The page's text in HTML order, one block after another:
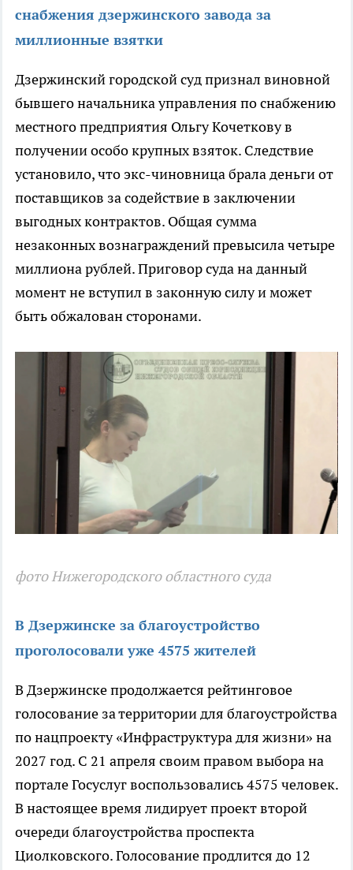
снабжения дзержинского завода за
миллионные взятки
Дзержинский городской суд признал виновной
бывшего начальника управления по снабжению
местного предприятия Ольгу Кочеткову в
получении особо крупных взяток. Следствие
установило, что экс-чиновница брала деньги от
поставщиков за содействие в заключении
выгодных контрактов. Общая сумма
незаконных вознаграждений превысила четыре
миллиона рублей. Приговор суда на данный
момент не вступил в законную силу и может
быть обжалован сторонами.
фото Нижегородского областного суда
В Дзержинске за благоустройство
проголосовали уже 4575 жителей
В Дзержинске продолжается рейтинговое
голосование за территории для благоустройства
по нацпроекту «Инфраструктура для жизни» на
2027 год. С 21 апреля своим правом выбора на
портале Госуслуг воспользовались 4575 человек.
В настоящее время лидирует проект второй
очереди благоустройства проспекта
Циолковского. Голосование продлится до 12